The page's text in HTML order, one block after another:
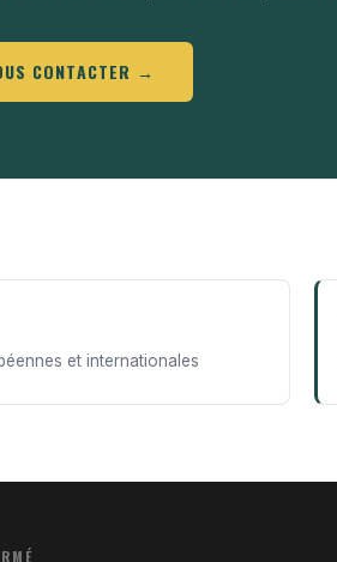
CONTACTER →
et internationales